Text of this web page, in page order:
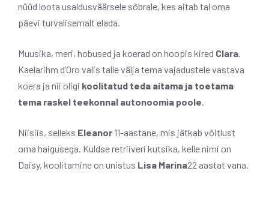
nüüd loota usaldusväärsele sõbrale, kes aitab tal oma
päevi turvalisemalt elada.
Muusika, meri, hobused ja koerad on hoopis kired Clara.
Kaelarihm d’Oro valis talle välja tema vajadustele vastava
koera ja nii oligi koolitatud teda aitama ja toetama
tema raskel teekonnal autonoomia poole.
Niisiis, selleks Eleanor 11-aastane, mis jätkab võitlust
oma haigusega. Kuldse retriiveri kutsika, kelle nimi on
Daisy, koolitamine on unistus Lisa Marina22 aastat vana.